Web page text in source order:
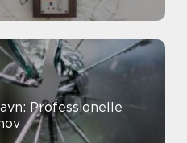
Professionelle